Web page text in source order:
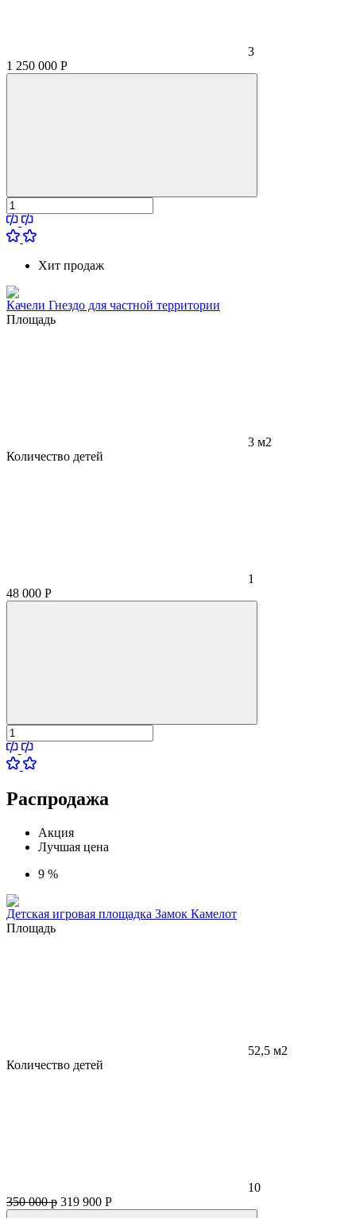
3
1 250 000 Р
Хит продаж
Качели Гнездо для частной территории
Площадь
3 м2
Количество детей
1
48 000 Р
Распродажа
Акция
Лучшая цена
9 %
Детская игровая площадка Замок Камелот
Площадь
52,5 м2
Количество детей
10
350 000 р 319 900 Р